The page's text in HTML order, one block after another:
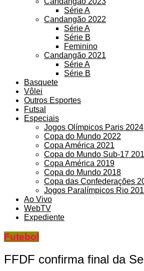
Série A
Candangão 2022
Série A
Série B
Feminino
Candangão 2021
Série A
Série B
Basquete
Vôlei
Outros Esportes
Futsal
Especiais
Jogos Olímpicos Paris 2024
Copa do Mundo 2022
Copa América 2021
Copa do Mundo Sub-17
Copa América 2019
Copa do Mundo 2018
Copa das Confederações
Jogos Paralímpicos Rio
Ao Vivo
WebTV
Expediente
Futebol
FFDF confirma final da